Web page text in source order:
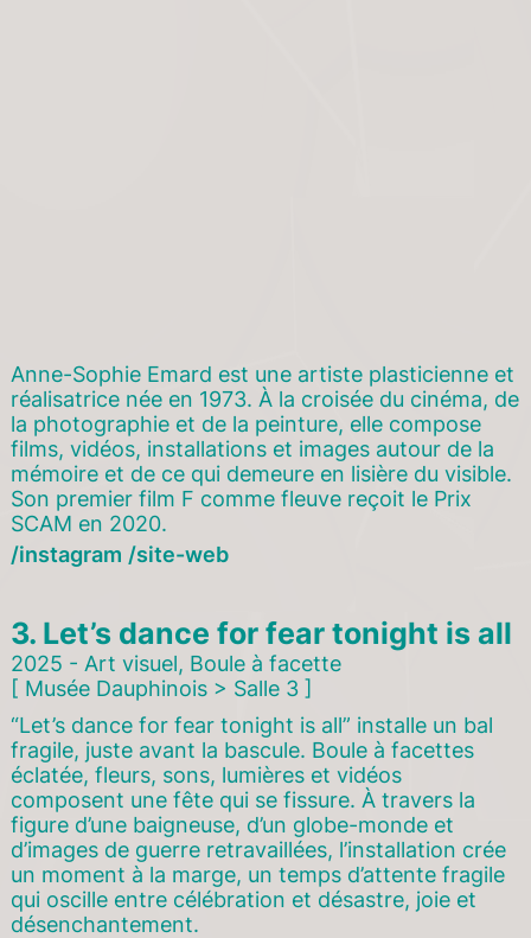
Anne-Sophie Emard est une artiste plasticienne et
réalisatrice née en 1973. À la croisée du cinéma, de
la photographie et de la peinture, elle compose
films, vidéos, installations et images autour de la
mémoire et de ce qui demeure en lisière du visible.
Son premier film F comme fleuve reçoit le Prix
SCAM en 2020.
instagram
site-web
3. Let’s dance for fear tonight is all
2025 - Art visuel, Boule à facette
[ Musée Dauphinois > Salle 3 ]
“Let’s dance for fear tonight is all” installe un bal
fragile, juste avant la bascule. Boule à facettes
éclatée, fleurs, sons, lumières et vidéos
composent une fête qui se fissure. À travers la
figure d’une baigneuse, d’un globe-monde et
d’images de guerre retravaillées, l’installation crée
un moment à la marge, un temps d’attente fragile
qui oscille entre célébration et désastre, joie et
désenchantement.